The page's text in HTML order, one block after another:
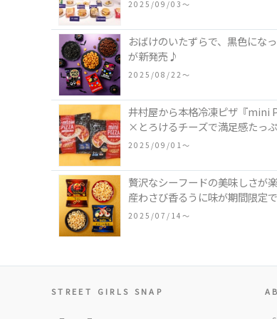
2025/09/03〜
おばけのいたずらで、黒色にな
が新発売♪
2025/08/22〜
井村屋から本格冷凍ピザ『mini
×とろけるチーズで満足感たっ
2025/09/01〜
贅沢なシーフードの美味しさが
産わさび香るうに味が期間限定
2025/07/14〜
STREET GIRLS SNAP